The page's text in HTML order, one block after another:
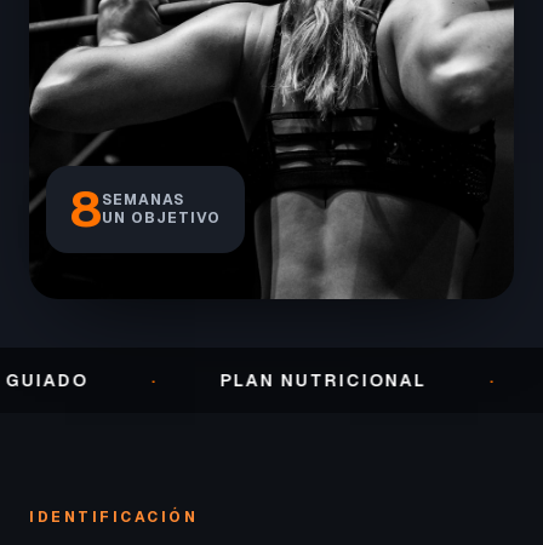
8SEMANAS
UN OBJETIVO
· PLAN NUTRICIONAL ·
IDENTIFICACIÓN